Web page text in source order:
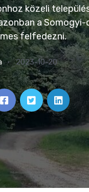
közeli
a
felfedezni.
2023-10-20